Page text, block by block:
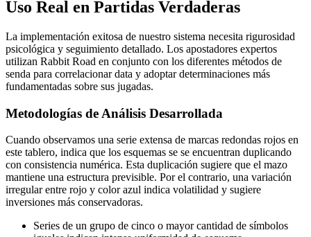
Uso Real en Partidas Verdaderas
La implementación exitosa de nuestro sistema necesita rigurosidad
psicológica y seguimiento detallado. Los apostadores expertos
utilizan Rabbit Road en conjunto con los diferentes métodos de
senda para correlacionar data y adoptar determinaciones más
fundamentadas sobre sus jugadas.
Metodologías de Análisis Desarrollada
Cuando observamos una serie extensa de marcas redondas rojos en
este tablero, indica que los esquemas se se encuentran duplicando
con consistencia numérica. Esta duplicación sugiere que el mazo
mantiene una estructura previsible. Por el contrario, una variación
irregular entre rojo y color azul indica volatilidad y sugiere
inversiones más conservadoras.
Series de un grupo de cinco o mayor cantidad de símbolos